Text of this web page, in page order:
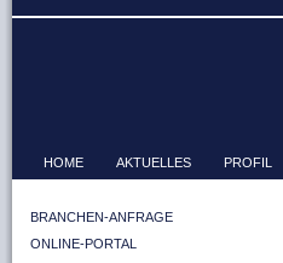
HOME AKTUELLES PROFIL
BRANCHEN-ANFRAGE
ONLINE-PORTAL